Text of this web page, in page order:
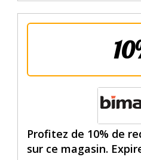
Profitez de 10% de
sur ce magasin.